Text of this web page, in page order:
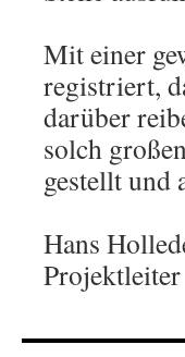
Mit einer
registriert,
darüber
solch
gestellt und
Hans
Projektleiter